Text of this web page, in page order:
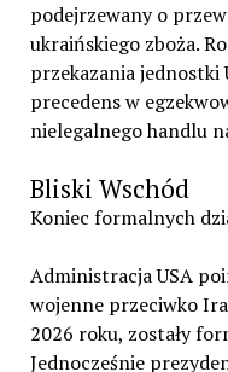
podejrzewany o
ukraińskiego zboża.
przekazania jednostki
precedens w
nielegalnego handlu
Bliski Wschód
Koniec formalnych
Administracja USA
wojenne przeciwko
2026 roku, zostały
Jednocześnie